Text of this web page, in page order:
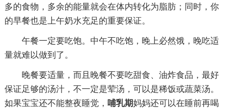
多的食物，多余的能量就会在体内转化为脂肪；同时，你
的早餐也是上午奶水充足的重要保证。
午餐一定要吃饱。中午不吃饱，晚上必然饿，晚吃适
量就难以做到了。
晚餐要适量，而且晚餐不要吃甜食、油炸食品，最好
保证足够的汤汁，不一定是荤汤，可以是稀饭或蔬菜汤。
如果宝宝还不能整夜睡觉， 哺乳期妈妈还可以在睡前再喝